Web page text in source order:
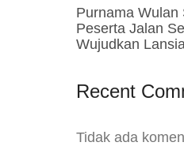
Purnama Wulan
Peserta Jalan
Wujudkan
Recent
Tidak ada